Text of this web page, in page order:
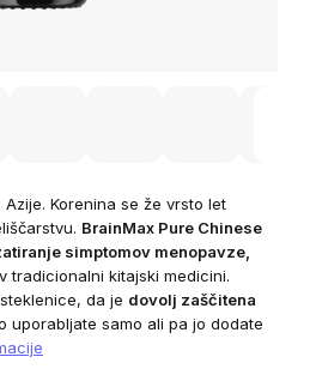
Korenina se že vrsto let
BrainMax Pure Chinese
simptomov menopavze,
tradicionalni kitajski medicini.
da je dovolj zaščitena
uporabljate samo ali pa jo dodate